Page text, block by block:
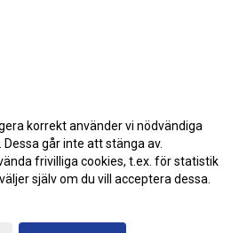
korrekt använder vi nödvändiga
går inte att stänga av.
frivilliga cookies, t.ex. för statistik
själv om du vill acceptera dessa.